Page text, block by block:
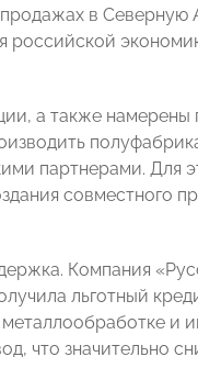
в Северную
российской
а также намерены
партнерами. Для
совместного
Компания
льготный
и
что значительно